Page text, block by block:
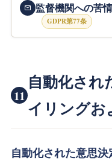
監督機関への苦
GDPR第77条
11
自動化され
イリングお
自動化された意思